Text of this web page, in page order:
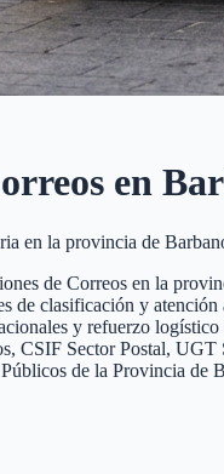
en
en la provincia de
de Correos en la
de clasificación y
y refuerzo
CSIF Sector Postal, UGT
de la Provincia de